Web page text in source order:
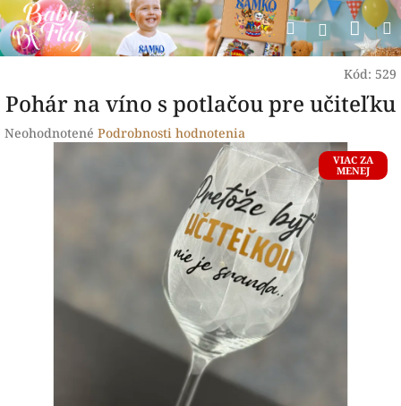
Prejsť
na
obsah
Hľadať
Kód: 529
Pohár na víno s potlačou pre učiteľku
Priemerné
Neohodnotené Podrobnosti hodnotenia
VIAC ZA
MENEJ